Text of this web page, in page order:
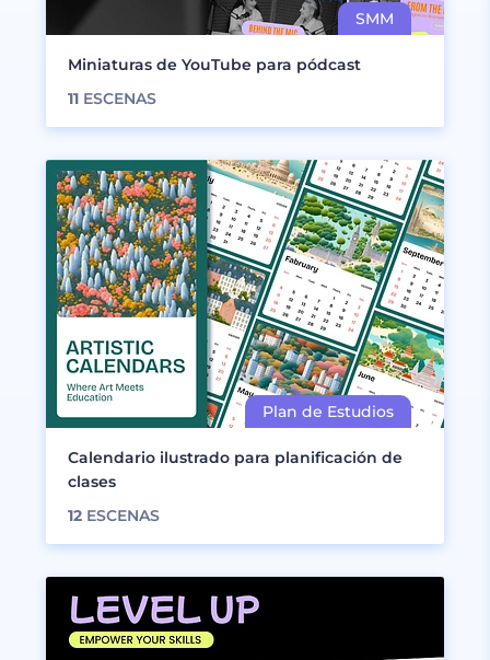
Miniaturas de YouTube para pódcast
11 ESCENAS
Calendario ilustrado para planificación de
clases
12 ESCENAS